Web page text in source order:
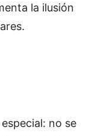
la ilusión
no se